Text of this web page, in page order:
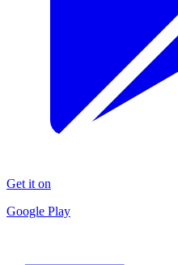
Get it on
Google Play